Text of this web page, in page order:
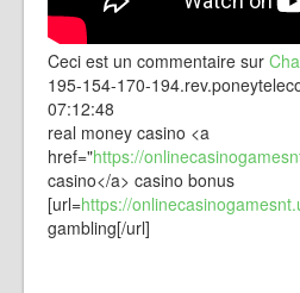
Ceci est un commentaire sur
195-154-170-
07:12:48
real money casino <a
href="https://
casino</a> casino bonus
[url=https://
gambling[/url]